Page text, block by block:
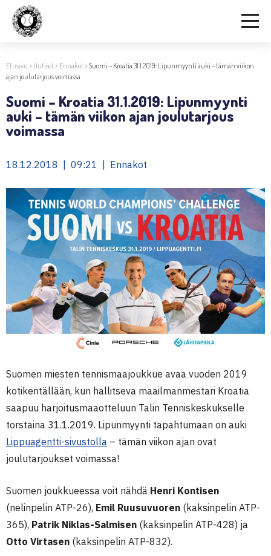
Etusivu > Uutiset> Ennakot>Suomi – Kroatia 31.1.2019: Lipunmyynti auki – tämän viikon
ajan joulutarjous voimassa
Suomi – Kroatia 31.1.2019: Lipunmyynti
auki – tämän viikon ajan joulutarjous
voimassa
18.12.2018 | 09:21 | Ennakot
Suomen miesten tennismaajoukkue avaa vuoden 2019
kotikentällään, kun hallitseva maailmanmestari Kroatia
saapuu harjoitusmaaotteluun Talin Tenniskeskukselle
torstaina 31.1.2019. Lipunmyynti tapahtumaan on auki
Lippuagentti-sivustolla – tämän viikon ajan ovat
joulutarjoukset voimassa!
Suomen joukkueessa voit nähdä Henri Kontisen
(nelinpelin ATP-26), Emil Ruusuvuoren (kaksinpelin ATP-
365), Patrik Niklas-Salmisen (kaksinpelin ATP-428) ja
Otto Virtasen (kaksinpelin ATP-832).